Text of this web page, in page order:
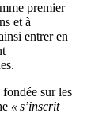
premier
et à
entrer en
sur les
« s’inscrit